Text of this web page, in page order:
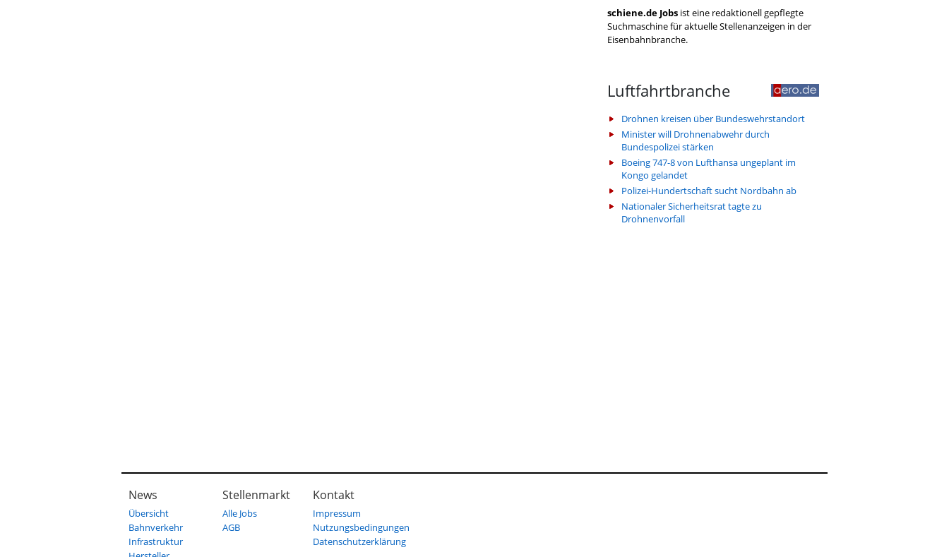
schiene.de Jobs ist eine redaktionell gepflegte
Suchmaschine für aktuelle Stellenanzeigen in der
Eisenbahnbranche.
Luftfahrtbranche
Drohnen kreisen über Bundeswehrstandort
Minister will Drohnenabwehr durch
Bundespolizei stärken
Boeing 747-8 von Lufthansa ungeplant im
Kongo gelandet
Polizei-Hundertschaft sucht Nordbahn ab
Nationaler Sicherheitsrat tagte zu
Drohnenvorfall
News
Übersicht
Bahnverkehr
Infrastruktur
Stellenmarkt
Alle Jobs
AGB
Kontakt
Impressum
Nutzungsbedingungen
Datenschutzerklärung